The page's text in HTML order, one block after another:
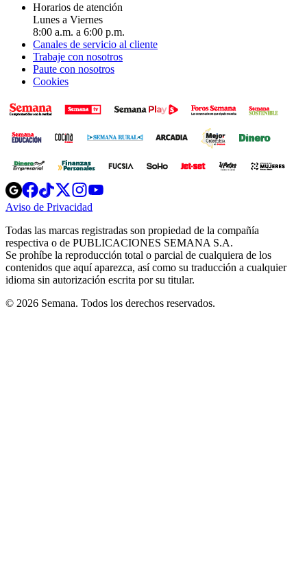
Horarios de atención
Lunes a Viernes
8:00 a.m. a 6:00 p.m.
Canales de servicio al cliente
Trabaje con nosotros
Paute con nosotros
Cookies
Opens
in
new
Opens
in
new
Opens
in
new
window
Opens
new
windowwindow
Aviso de Privacidad
new
window
Todas las marcas registradas son propiedad de la compañía
respectiva o de PUBLICACIONES SEMANA S.A.
Se prohíbe la reproducción total o parcial de cualquiera de los
contenidos que aquí aparezca, así como su traducción a cualquier
idioma sin autorización escrita por su titular.
© 2026 Semana. Todos los derechos reservados.